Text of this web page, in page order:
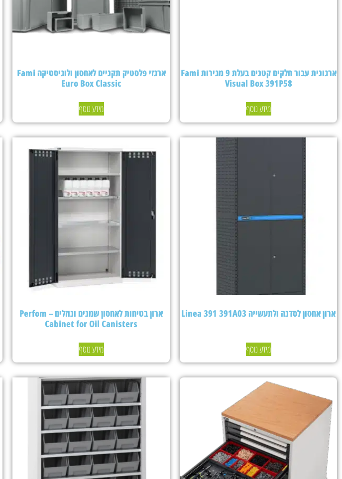
ארגונית עבור חלקים קטנים בעלת 9 מגירות Fami
Visual Box 391P58
מידע נוסף
ארגזי פלסטיק תקניים לאחסון ולוגיסטיקה Fami
Euro Box Classic
מידע נוסף
ארון אחסון לסדנה ולתעשייה Linea 391 391A03
מידע נוסף
ארון בטיחות לאחסון שמנים ונוזלים – Perfom
Cabinet for Oil Canisters
מידע נוסף